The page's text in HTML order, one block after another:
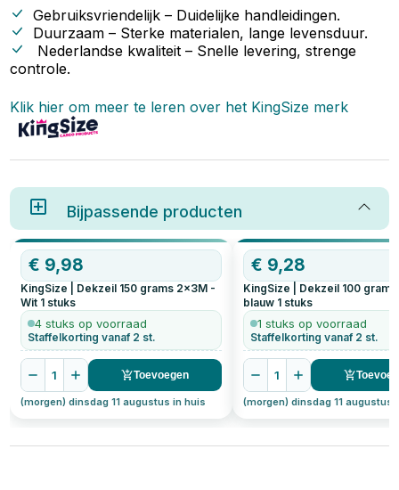
wat het betekent als er ‘gram per
m² op het label staat.
Gebruiksvriendelijk – Duidelijke handleidingen.
Duurzaam – Sterke materialen, lange levensduur.
Nederlandse kwaliteit – Snelle levering, strenge
controle.
Klik hier om meer te leren over het KingSize merk
Bijpassende producten
€ 9,98
KingSize | Dekzeil 150 grams 2x3M -
Wit 1 stuks
4 stuks op voorraad
Staffelkorting vanaf 2 st.
1 Toevoegen
(morgen) dinsdag 11 augustus in huis
€ 9,28
KingSize | Dekzeil 100
blauw 1 stuks
1 stuks op voorraad
Staffelkorting vanaf 2 st.
1
(morgen) dinsdag 11 augustus